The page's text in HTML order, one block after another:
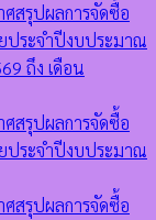
ศสรุปผลการจัดซื้อ
ประจำปีงบประมาณ
ถึง เดือน
ศสรุปผลการจัดซื้อ
ประจำปีงบประมาณ
ศสรุปผลการจัดซื้อ